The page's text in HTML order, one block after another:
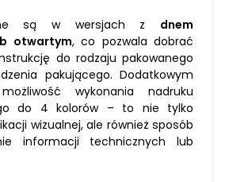
są w wersjach z dnem
otwartym, co pozwala dobrać
do rodzaju pakowanego
pakującego. Dodatkowym
wykonania nadruku
do 4 kolorów – to nie tylko
wizualnej, ale również sposób
informacji technicznych lub